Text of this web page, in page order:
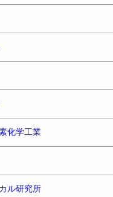
化学工業
ル研究所